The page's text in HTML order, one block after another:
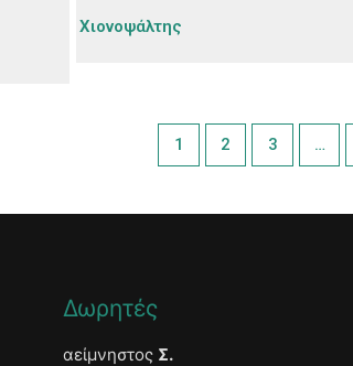
Χιονοψάλτης
1 2 3 …
Δωρητές
αείμνηστος Σ.